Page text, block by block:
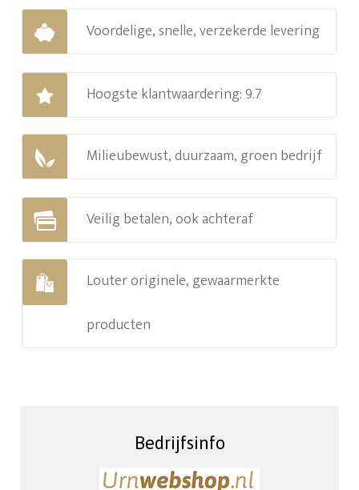
Voordelige, snelle, verzekerde levering
Hoogste klantwaardering: 9.7
Milieubewust, duurzaam, groen bedrijf
Veilig betalen, ook achteraf
Louter originele, gewaarmerkte
producten
Bedrijfsinfo